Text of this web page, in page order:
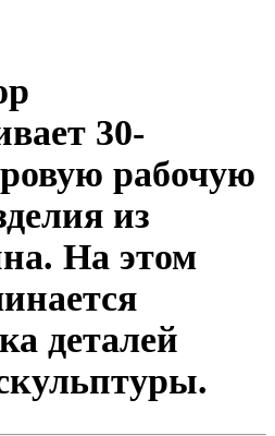
30-
рабочую
из
На этом
деталей